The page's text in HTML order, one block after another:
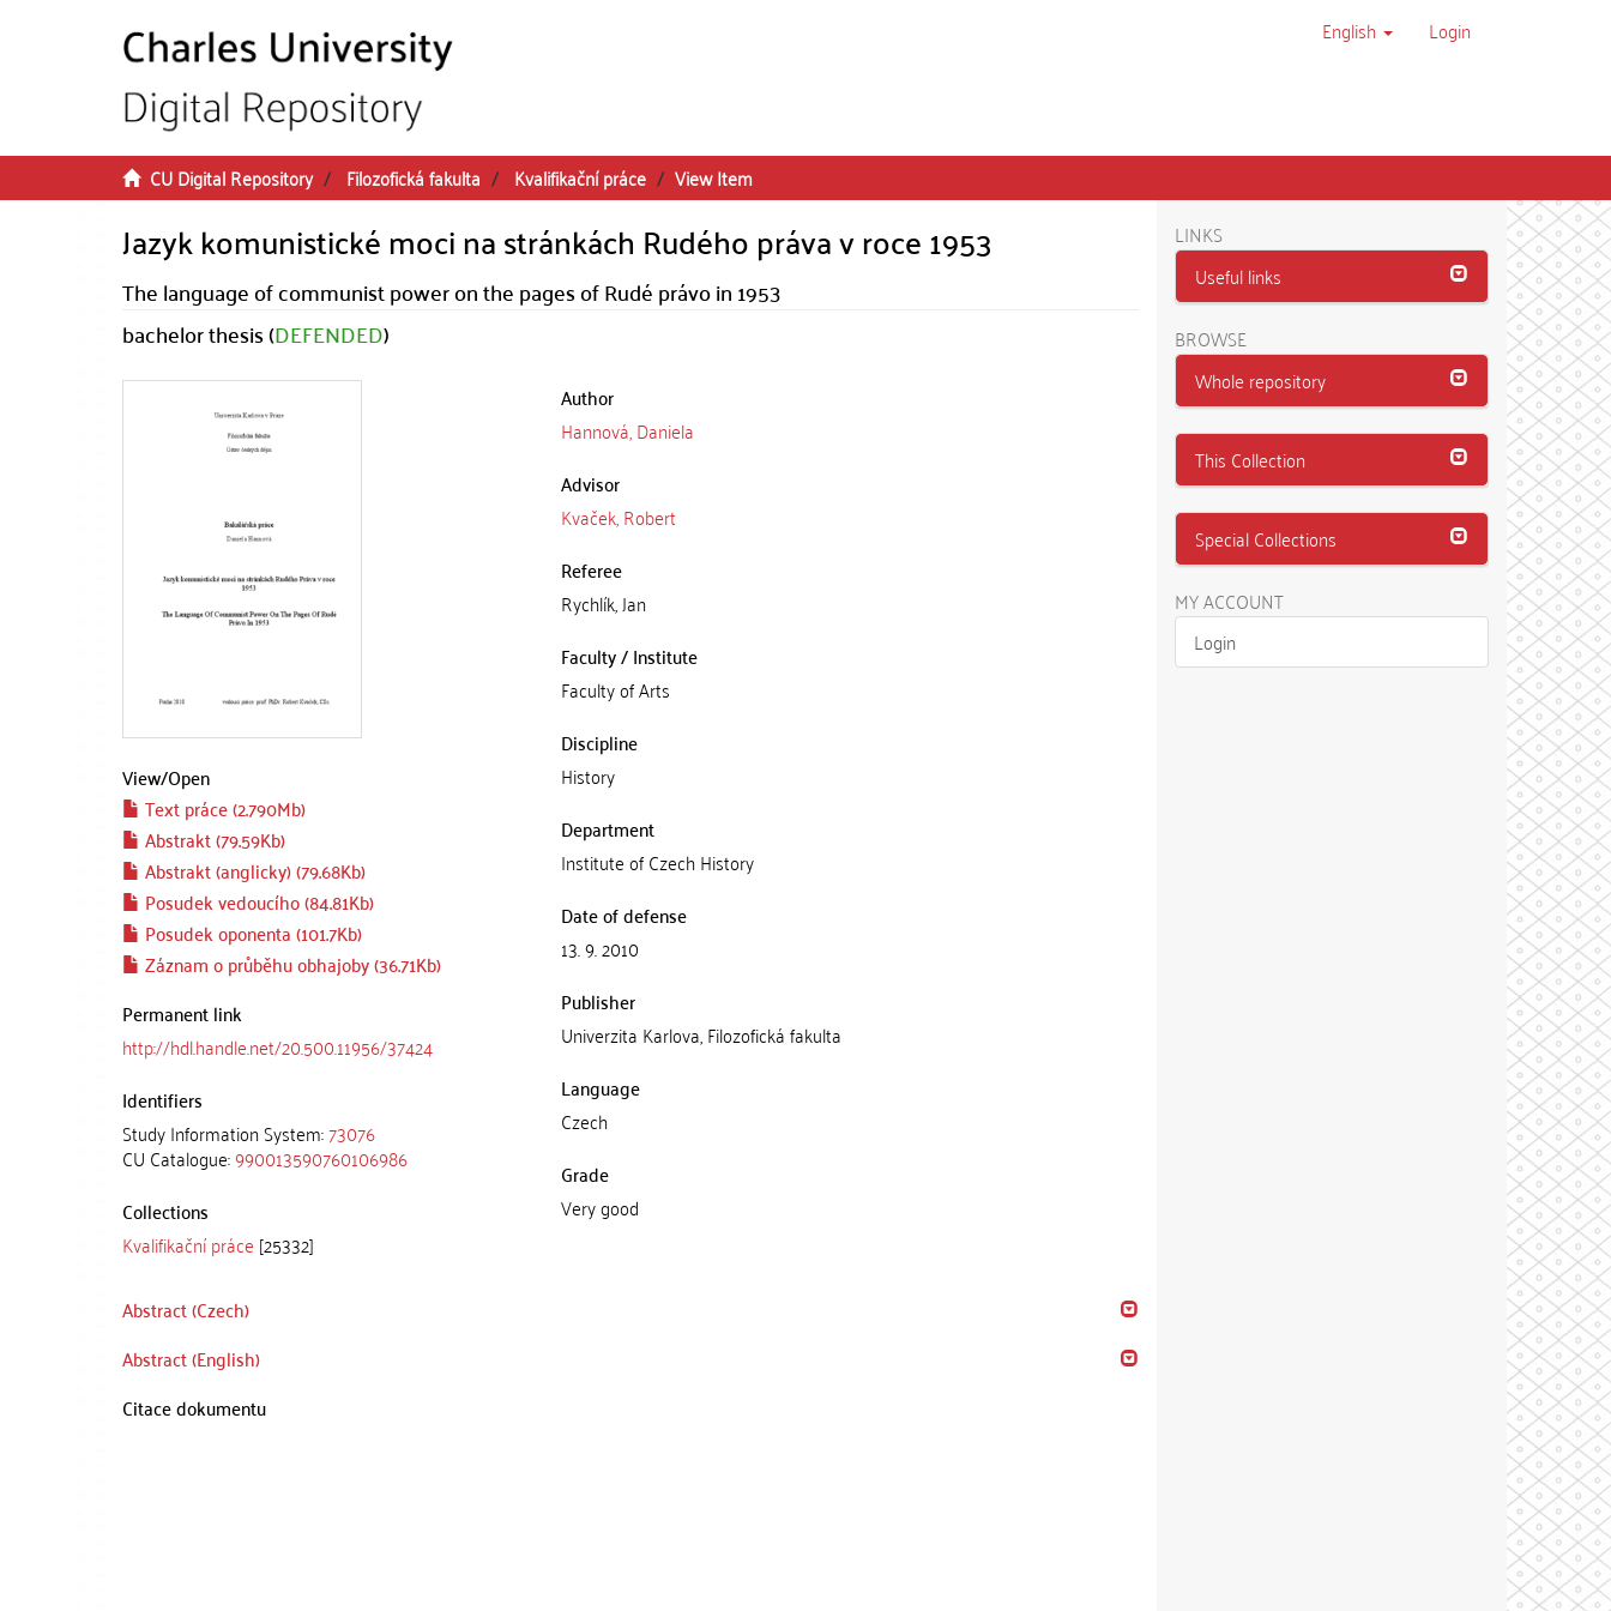
English Login
CU Digital Repository Filozofická fakulta Kvalifikační práce View Item
Jazyk komunistické moci na stránkách Rudého práva v roce 1953
The language of communist power on the pages of Rudé právo in 1953
bachelor thesis (DEFENDED)
View/Open
Text práce (2.790Mb)
Abstrakt (79.59Kb)
Abstrakt (anglicky) (79.68Kb)
Posudek vedoucího (84.81Kb)
Posudek oponenta (101.7Kb)
Záznam o průběhu obhajoby (36.71Kb)
Permanent link
http://hdl.handle.net/20.500.11956/37424
Identifiers
Study Information System:73076
CU Catalogue:990013590760106986
Collections
Kvalifikační práce [25332]
Author
Hannová, Daniela
Advisor
Kvaček, Robert
Referee
Rychlík, Jan
Faculty / Institute
Faculty of Arts
Discipline
History
Department
Institute of Czech History
Date of defense
13. 9. 2010
Publisher
Univerzita Karlova, Filozofická fakulta
Language
Czech
Grade
Very good
Abstract (Czech)
Abstract (English)
Citace dokumentu
LINKS
Useful links
BROWSE
Whole repository
This Collection
Special Collections
MY ACCOUNT
Login